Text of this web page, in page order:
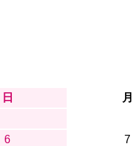
日 月
6
7